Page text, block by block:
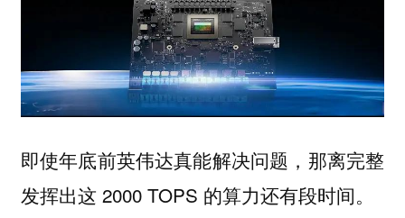
即使年底前英伟达真能解决问题，那离完整
发挥出这 2000 TOPS 的算力还有段时间。